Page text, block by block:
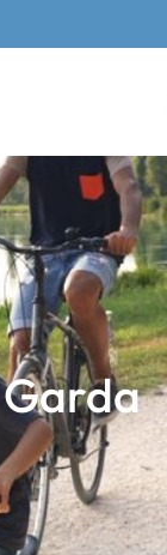
Garda